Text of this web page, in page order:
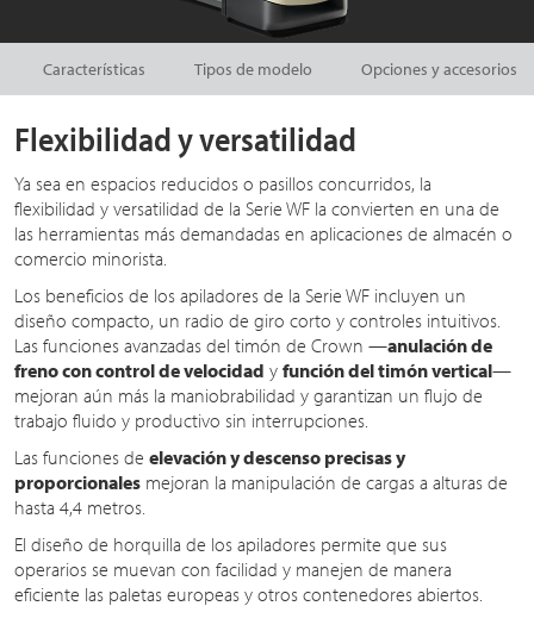
Características Tipos de modelo Opciones y accesorios
Flexibilidad y versatilidad
Ya sea en espacios reducidos o pasillos concurridos, la
flexibilidad y versatilidad de la Serie WF la convierten en una de
las herramientas más demandadas en aplicaciones de almacén o
comercio minorista.
Los beneficios de los apiladores de la Serie WF incluyen un
diseño compacto, un radio de giro corto y controles intuitivos.
Las funciones avanzadas del timón de Crown —anulación de
freno con control de velocidad y función del timón vertical—
mejoran aún más la maniobrabilidad y garantizan un flujo de
trabajo fluido y productivo sin interrupciones.
Las funciones de elevación y descenso precisas y
proporcionales mejoran la manipulación de cargas a alturas de
hasta 4,4 metros.
El diseño de horquilla de los apiladores permite que sus
operarios se muevan con facilidad y manejen de manera
eficiente las paletas europeas y otros contenedores abiertos.